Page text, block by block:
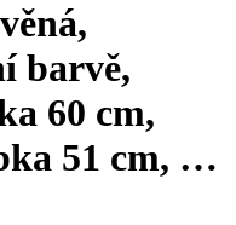
barvě,
60 cm,
51 cm, …